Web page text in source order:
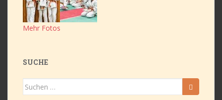
Mehr Fotos
SUCHE
Suchen
nach: